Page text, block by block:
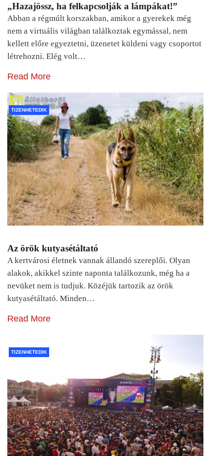
„Hazajössz, ha felkapcsolják a lámpákat!”
Abban a régmúlt korszakban, amikor a gyerekek még
nem a virtuális világban találkoztak egymással, nem
kellett előre egyeztetni, üzenetet küldeni vagy csoportot
létrehozni. Elég volt…
Read More
TIZENHETEDIK
Az örök kutyasétáltató
A kertvárosi életnek vannak állandó szereplői. Olyan
alakok, akikkel szinte naponta találkozunk, még ha a
nevüket nem is tudjuk. Közéjük tartozik az örök
kutyasétáltató. Minden…
Read More
TIZENHETEDIK